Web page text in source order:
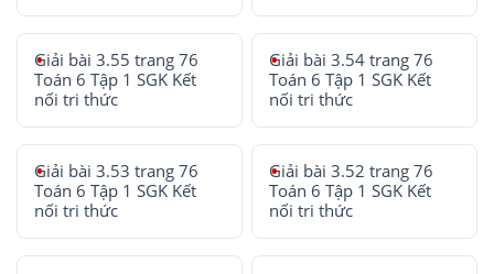
Giải bài 3.55 trang 76
Toán 6 Tập 1 SGK Kết
nối tri thức
Giải bài 3.54 trang 76
Toán 6 Tập 1 SGK Kết
nối tri thức
Giải bài 3.53 trang 76
Toán 6 Tập 1 SGK Kết
nối tri thức
Giải bài 3.52 trang 76
Toán 6 Tập 1 SGK Kết
nối tri thức